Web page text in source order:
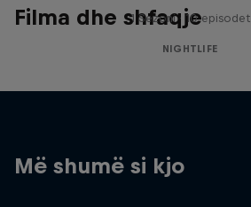
Filma dhe shfaqje
1 Sezoni · 10 episodet
NIGHTLIFE
Më shumë si kjo